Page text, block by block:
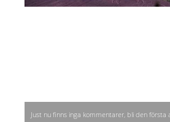
Just nu finns inga kommentarer, bli den